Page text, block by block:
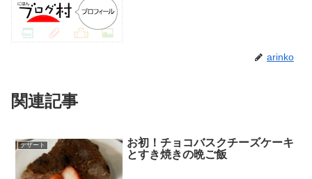
arinko
関連記事
デザート
お初！チョコバスクチーズケーキ
とすき焼きの晩ご飯